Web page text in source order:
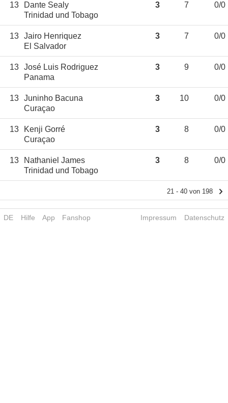
13
Dante Sealy
Trinidad und Tobago
3 7 0/0
13 Jairo Henriquez
El Salvador
3 7 0/0
13 José Luis Rodriguez
Panama
3 9 0/0
13 Juninho Bacuna
Curaçao
3 10 0/0
13
Kenji Gorré
Curaçao
3 8 0/0
13
Nathaniel James
Trinidad und Tobago
3 8 0/0
21 - 40 von 198
DE Hilfe App Fanshop Impressum Datenschutz